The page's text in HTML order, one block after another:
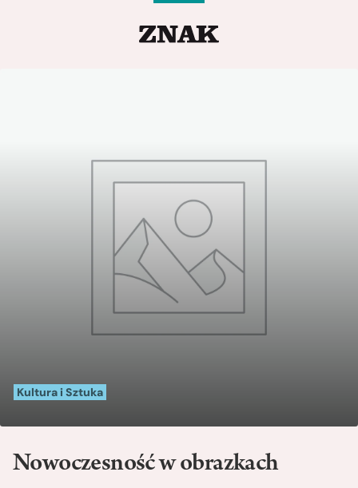
Kultura i Sztuka
Nowoczesność w obrazkach